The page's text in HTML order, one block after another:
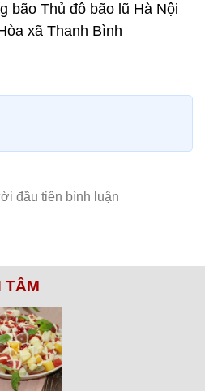
bão Thủ đô bão lũ Hà Nội
xã Thanh Bình
TÂM